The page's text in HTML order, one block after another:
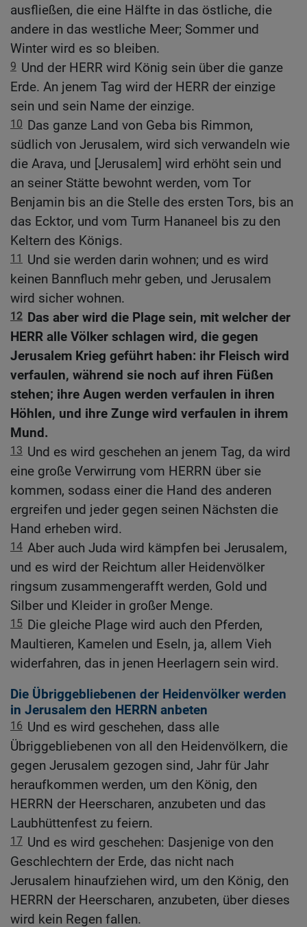
ausfließen, die eine Hälfte in das östliche, die
andere in das westliche Meer; Sommer und
Winter wird es so bleiben.
9 Und der HERR wird König sein über die ganze
Erde. An jenem Tag wird der HERR der einzige
sein und sein Name der einzige.
10 Das ganze Land von Geba bis Rimmon,
südlich von Jerusalem, wird sich verwandeln wie
die Arava, und [Jerusalem] wird erhöht sein und
an seiner Stätte bewohnt werden, vom Tor
Benjamin bis an die Stelle des ersten Tors, bis an
das Ecktor, und vom Turm Hananeel bis zu den
Keltern des Königs.
11
Und sie werden darin wohnen; und es wird
keinen Bannfluch mehr geben, und Jerusalem
wird sicher wohnen.
12 Das aber wird die Plage sein, mit welcher der
HERR alle Völker schlagen wird, die gegen
Jerusalem Krieg geführt haben: ihr Fleisch wird
verfaulen, während sie noch auf ihren Füßen
stehen; ihre Augen werden verfaulen in ihren
Höhlen, und ihre Zunge wird verfaulen in ihrem
Mund.
13 Und es wird geschehen an jenem Tag, da wird
eine große Verwirrung vom HERRN über sie
kommen, sodass einer die Hand des anderen
ergreifen und jeder gegen seinen Nächsten die
Hand erheben wird.
14 Aber auch Juda wird kämpfen bei Jerusalem,
und es wird der Reichtum aller Heidenvölker
ringsum zusammengerafft werden, Gold und
Silber und Kleider in großer Menge.
15 Die gleiche Plage wird auch den Pferden,
Maultieren, Kamelen und Eseln, ja, allem Vieh
widerfahren, das in jenen Heerlagern sein wird.
Die Übriggebliebenen der Heidenvölker werden
in Jerusalem den HERRN anbeten
16 Und es wird geschehen, dass alle
Übriggebliebenen von all den Heidenvölkern, die
gegen Jerusalem gezogen sind, Jahr für Jahr
heraufkommen werden, um den König, den
HERRN der Heerscharen, anzubeten und das
Laubhüttenfest zu feiern.
17 Und es wird geschehen: Dasjenige von den
Geschlechtern der Erde, das nicht nach
Jerusalem hinaufziehen wird, um den König, den
HERRN der Heerscharen, anzubeten, über dieses
wird kein Regen fallen.